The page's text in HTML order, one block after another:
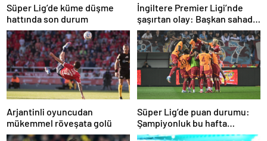
Süper Lig’de küme düşme
hattında son durum
İngiltere Premier Ligi’nde
şaşırtan olay: Başkan sahada
teknik direktörle tartıştı
Arjantinli oyuncudan
mükemmel röveşata golü
Süper Lig’de puan durumu:
Şampiyonluk bu hafta
netleşiyor…